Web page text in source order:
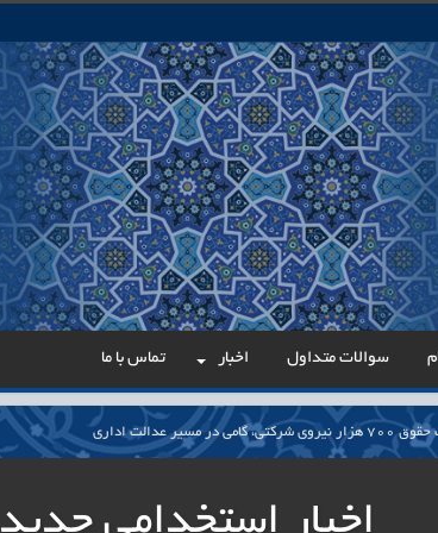
سوالات متداول اخبار تماس با ما
عدالت اداری